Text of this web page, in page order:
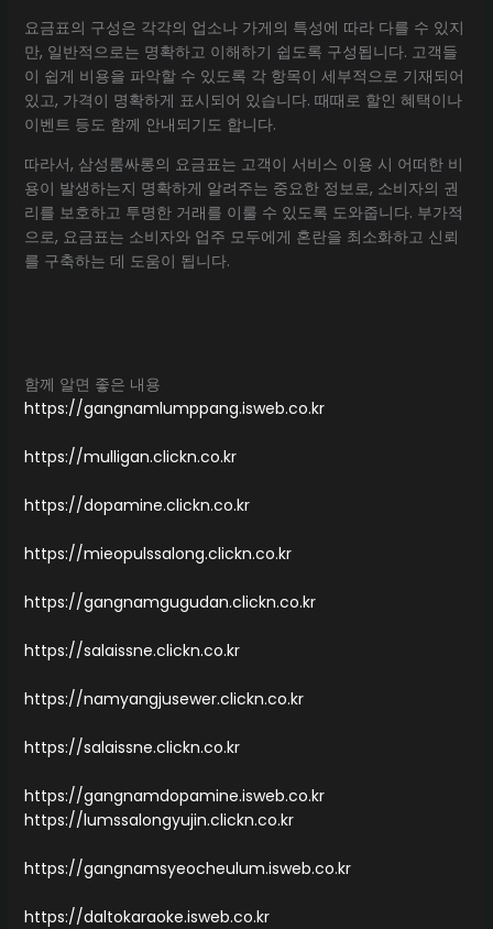
요금표의 구성은 각각의 업소나 가게의 특성에 따라 다를 수 있지
만, 일반적으로는 명확하고 이해하기 쉽도록 구성됩니다. 고객들
이 쉽게 비용을 파악할 수 있도록 각 항목이 세부적으로 기재되어
있고, 가격이 명확하게 표시되어 있습니다. 때때로 할인 혜택이나
이벤트 등도 함께 안내되기도 합니다.
따라서, 삼성룸싸롱의 요금표는 고객이 서비스 이용 시 어떠한 비
용이 발생하는지 명확하게 알려주는 중요한 정보로, 소비자의 권
리를 보호하고 투명한 거래를 이룰 수 있도록 도와줍니다. 부가적
으로, 요금표는 소비자와 업주 모두에게 혼란을 최소화하고 신뢰
를 구축하는 데 도움이 됩니다.
함께 알면 좋은 내용
https://gangnamlumppang.isweb.co.kr
https://mulligan.clickn.co.kr
https://dopamine.clickn.co.kr
https://mieopulssalong.clickn.co.kr
https://gangnamgugudan.clickn.co.kr
https://salaissne.clickn.co.kr
https://namyangjusewer.clickn.co.kr
https://salaissne.clickn.co.kr
https://gangnamdopamine.isweb.co.kr
https://lumssalongyujin.clickn.co.kr
https://gangnamsyeocheulum.isweb.co.kr
https://daltokaraoke.isweb.co.kr